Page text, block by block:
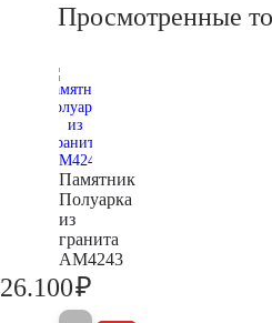
Просмотренные
Памятник
Полуарка
из
гранита
AM4243
26.100₽